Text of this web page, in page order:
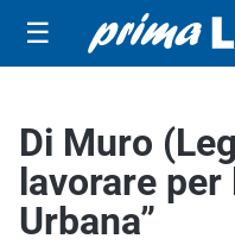
☰
Di Muro
lavorare per
Urbana”